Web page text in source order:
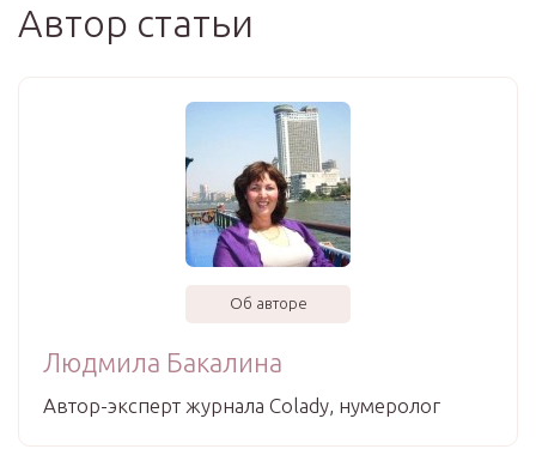
Автор статьи
Об авторе
Людмила Бакалина
Автор-эксперт журнала Сolady, нумеролог